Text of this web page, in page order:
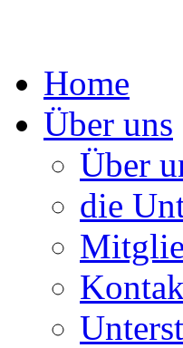
Springe
zum
Home
Über uns
Über
die